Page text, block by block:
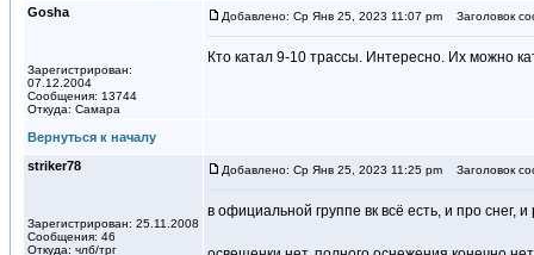
Gosha
Зарегистрирован:
07.12.2004
Сообщения: 13744
Откуда: Самара
Добавлено: Ср Янв 25, 2023 11:07 pm Заголовок
Кто катал 9-10 трассы. Интересно. Их можно
Вернуться к началу
striker78
Зарегистрирован: 25.11.2008
Сообщения: 46
Откуда: члб/трг
Добавлено: Ср Янв 25, 2023 11:25 pm Заголовок
в официальной группе вк всё есть, и про снег,